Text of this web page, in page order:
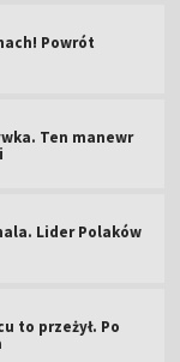
Powrót
Ten manewr
Lider Polaków
to przeżył. Po